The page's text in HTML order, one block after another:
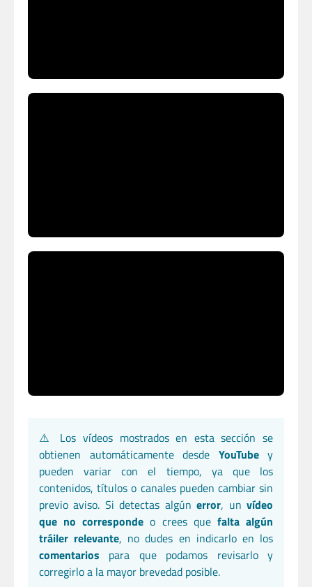
⚠️ Los vídeos mostrados en esta sección se
obtienen automáticamente desde YouTubey
pueden variar con el tiempo, ya que los
contenidos, títulos o canales pueden cambiar sin
previo aviso. Si detectas algúnerror, unvídeo
que no corresponde o crees que falta algún
tráiler relevante, no dudes en indicarlo en los
comentarios para que podamos revisarlo y
corregirlo a la mayor brevedad posible.